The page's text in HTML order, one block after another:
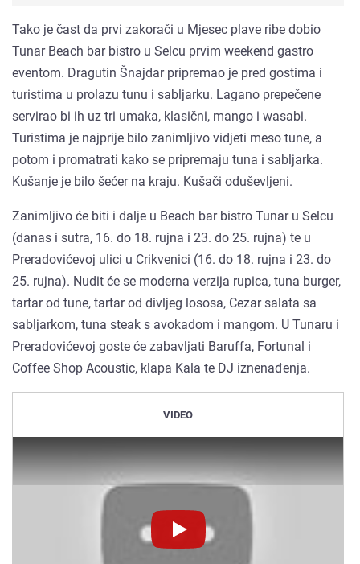
Tako je čast da prvi zakorači u Mjesec plave ribe dobio
Tunar Beach bar bistro u Selcu prvim weekend gastro
eventom. Dragutin Šnajdar pripremao je pred gostima i
turistima u prolazu tunu i sabljarku. Lagano prepečene
servirao bi ih uz tri umaka, klasični, mango i wasabi.
Turistima je najprije bilo zanimljivo vidjeti meso tune, a
potom i promatrati kako se pripremaju tuna i sabljarka.
Kušanje je bilo šećer na kraju. Kušači oduševljeni.
Zanimljivo će biti i dalje u Beach bar bistro Tunar u Selcu
(danas i sutra, 16. do 18. rujna i 23. do 25. rujna) te u
Preradovićevoj ulici u Crikvenici (16. do 18. rujna i 23. do
25. rujna). Nudit će se moderna verzija rupica, tuna burger,
tartar od tune, tartar od divljeg lososa, Cezar salata sa
sabljarkom, tuna steak s avokadom i mangom. U Tunaru i
Preradovićevoj goste će zabavljati Baruffa, Fortunal i
Coffee Shop Acoustic, klapa Kala te DJ iznenađenja.
VIDEO
Novinet.tv
Novinet.tv